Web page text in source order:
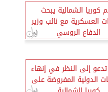
كوريا الشمالية يبحث
العسكرية مع نائب وزير
الدفاع الروسي
إلى النظر في إنهاء
الدولية المفروضة على